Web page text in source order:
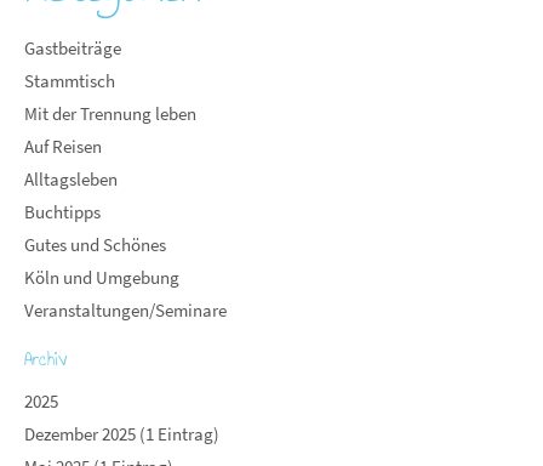
Gastbeiträge
Stammtisch
Mit der Trennung leben
Auf Reisen
Alltagsleben
Buchtipps
Gutes und Schönes
Köln und Umgebung
Veranstaltungen/Seminare
Archiv
2025
Dezember 2025 (1 Eintrag)